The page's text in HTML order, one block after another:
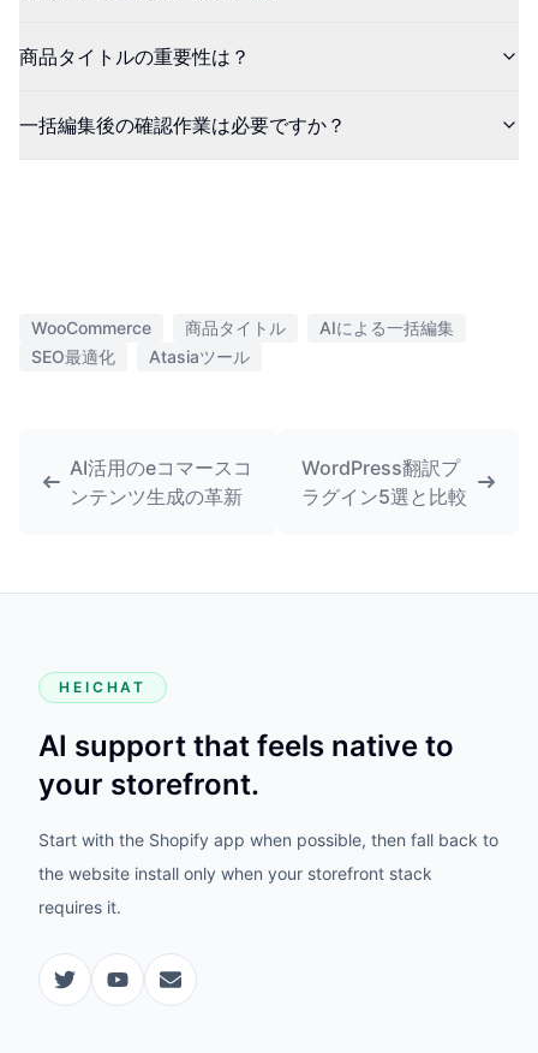
商品タイトルの重要性は？
一括編集後の確認作業は必要ですか？
WooCommerce 商品タイトル
AIによる一括編集
SEO最適化
Atasiaツール
AI活用のeコマースコ
ンテンツ生成の革新
WordPress翻訳プ
ラグイン5選と比較
HEICHAT
AI support that feels native to
your storefront.
Start with the Shopify app when possible, then fall back to
the website install only when your storefront stack
requires it.